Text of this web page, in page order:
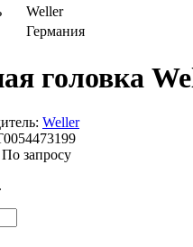
Weller
Германия
головка
Weller
запросу